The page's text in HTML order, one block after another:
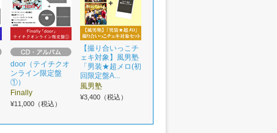
door（テイチクオ
ンライン限定盤
①）
Finally
¥11,000（税込）
【撮り合いっこチ
ェキ対象】風男塾
「男装★超メロ(初
回限定盤A...
風男塾
¥3,400（税込）